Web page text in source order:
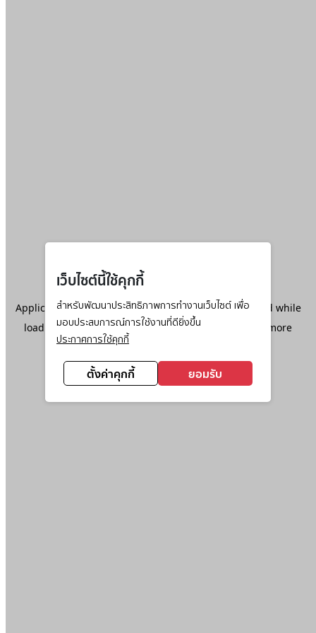
เว็บไซต์นี้ใช้คุกกี้
สำหรับพัฒนาประสิทธิภาพการทำงานเว็บไซต์ เพื่อ
มอบประสบการณ์การใช้งานที่ดียิ่งขึ้น
ประกาศการใช้คุกกี้
ตั้งค่าคุกกี้ ยอมรับ
Application error: aclient-side exception has occurred while
loadingwww.ktc.co.th(see the browser console
for more
information).